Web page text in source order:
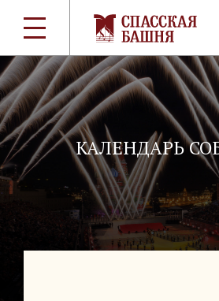
КАЛЕНДАРЬ